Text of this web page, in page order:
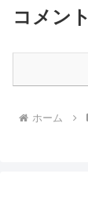
コメント
ホーム